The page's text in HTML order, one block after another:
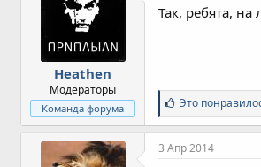
Heathen
Модераторы
Команда форума
Так, ребята, на
С
и
м
п
а
Это
3 Апр 2014